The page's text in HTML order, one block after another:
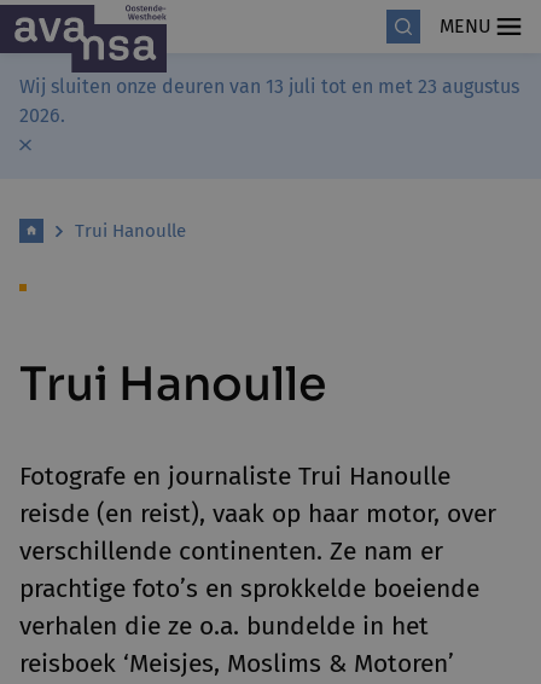
MENU
Wij sluiten onze deuren van 13 juli tot en met 23 augustus
2026.
Trui Hanoulle
Trui Hanoulle
Fotografe en journaliste Trui Hanoulle
reisde (en reist), vaak op haar motor, over
verschillende continenten. Ze nam er
prachtige foto’s en sprokkelde boeiende
verhalen die ze o.a. bundelde in het
reisboek ‘Meisjes, Moslims & Motoren’